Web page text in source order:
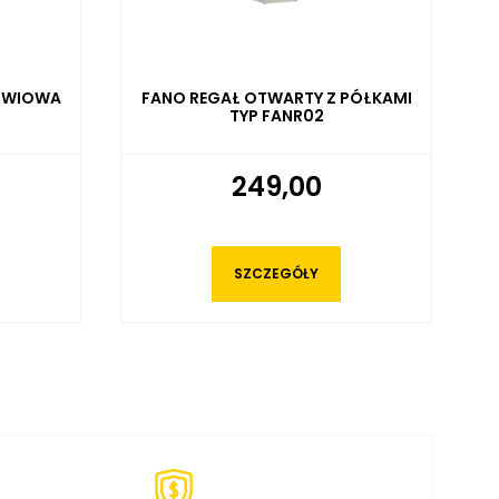
FANO REGAŁ WISZĄCY TYP FANR01
379,00
SZCZEGÓŁY